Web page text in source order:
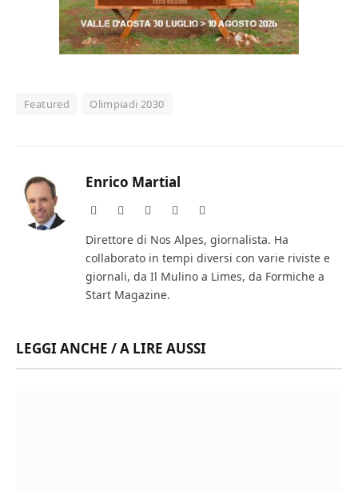
Featured Olimpiadi 2030
Enrico Martial
Website Facebook Instagram
Direttore di Nos Alpes, giornalista. Ha
collaborato in tempi diversi con varie riviste e
giornali, da Il Mulino a Limes, da Formiche a
Start Magazine.
LEGGI ANCHE / A LIRE AUSSI